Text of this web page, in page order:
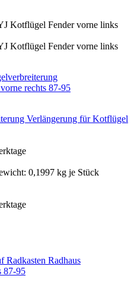
Verlängerung für Kotflügel
0,1997 kg je Stück